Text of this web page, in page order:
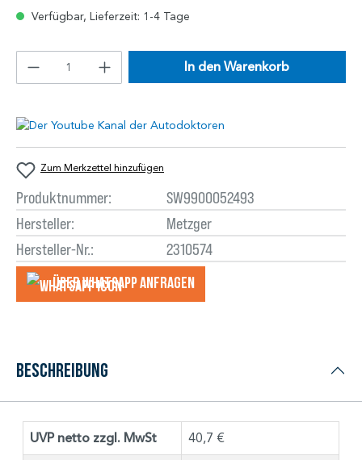
Verfügbar, Lieferzeit: 1-4 Tage
In den Warenkorb
Zum Merkzettel hinzufügen
Produktnummer:
SW9900052493
Hersteller:
Metzger
Hersteller-Nr.:
2310574
Über WhatsApp anfragеn
Beschreibung
UVP netto zzgl. MwSt 40,7 €